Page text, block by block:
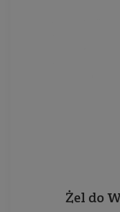
Żel do